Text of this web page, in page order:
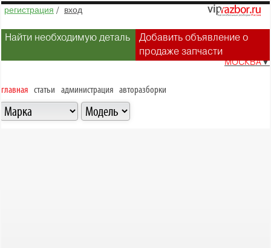
регистрация / вход
Найти необходимую деталь
Добавить объявление о
продаже запчасти
МОСКВА▼
главная статьи администрация авторазборки